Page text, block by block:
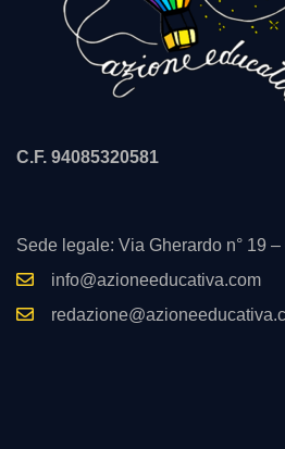
C.F. 94085320581
Sede legale: Via Gherardo n° 19
info@azioneeducativa.com